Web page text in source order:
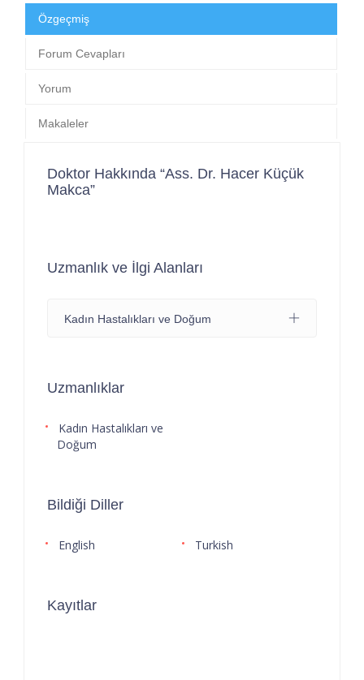
Özgeçmiş
Forum Cevapları
Yorum
Makaleler
Doktor Hakkında “Ass. Dr. Hacer Küçük
Makca”
Uzmanlık ve İlgi Alanları
Kadın Hastalıkları ve Doğum
Uzmanlıklar
Kadın Hastalıkları ve
Doğum
Bildiği Diller
English Turkish
Kayıtlar